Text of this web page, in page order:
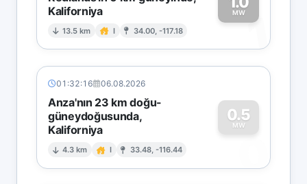
Kaliforniya
13.5 km I 34.00, -117.18
MW1
01:32:16 06.08.2026
Anza'nın 23 km doğu-
güneydoğusunda,
Kaliforniya
4.3 km I 33.48, -116.44
0.5
MW
0